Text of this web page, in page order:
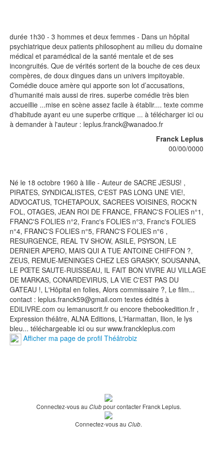
durée 1h30 - 3 hommes et deux femmes - Dans un hôpital
psychiatrique deux patients philosophent au milieu du domaine
médical et paramédical de la santé mentale et de ses
incongruités. Que de vérités sortent de la bouche de ces deux
compères, de doux dingues dans un univers impitoyable.
Comédie douce amère qui apporte son lot d’accusations,
d’humanité mais aussi de rires. superbe comédie très bien
accueillie ...mise en scène assez facile à établir.... texte comme
d'habitude ayant eu une superbe critique ... à télécharger ici ou
à demander à l'auteur : leplus.franck@wanadoo.fr
Franck Leplus
00/00/0000
Né le 18 octobre 1960 à lille - Auteur de SACRE JESUS! ,
PIRATES, SYNDICALISTES, C'EST PAS LONG UNE VIE!,
ADVOCATUS, TCHETAPOUX, SACREES VOISINES, ROCK'N
FOL, OTAGES, JEAN ROI DE FRANCE, FRANC'S FOLIES n°1,
FRANC'S FOLIES n°2, Franc's FOLIES n°3, Franc's FOLIES
n°4, FRANC'S FOLIES n°5, FRANC'S FOLIES n°6 ,
RESURGENCE, REAL TV SHOW, ASILE, PSYSON, LE
DERNIER APERO, MAIS QUI A TUE ANTOINE CHIFFON ?,
ZEUS, REMUE-MENINGES CHEZ LES GRASKY, SOUSANNA,
LE PŒTE SAUTE-RUISSEAU, IL FAIT BON VIVRE AU VILLAGE
DE MARKAS, CONARDEVIRUS, LA VIE C'EST PAS DU
GATEAU !, L'Hôpital en folies, Alors commissaire ?, Le film...
contact : leplus.franck59@gmail.com textes édités à
EDILIVRE.com ou lemanuscrit.fr ou encore thebookedition.fr ,
Expression théâtre, ALNA Editions, L'Harmattan, Ilion, le lys
bleu... téléchargeable ici ou sur www.franckleplus.com
Afficher ma page de profil Théâtrobiz
Connectez-vous au Clubpour contacter Franck Leplus.
Connectez-vous au Club.